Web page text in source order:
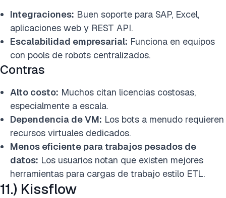
Integraciones: Buen soporte para SAP, Excel,
aplicaciones web y REST API.
Escalabilidad empresarial: Funciona en equipos
con pools de robots centralizados.
Contras
Alto costo: Muchos citan licencias costosas,
especialmente a escala.
Dependencia de VM: Los bots a menudo requieren
recursos virtuales dedicados.
Menos eficiente para trabajos pesados de
datos: Los usuarios notan que existen mejores
herramientas para cargas de trabajo estilo ETL.
11.) Kissflow